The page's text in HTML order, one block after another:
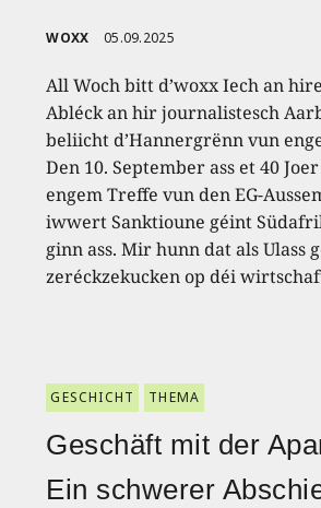
WOXX 05.09.2025
All Woch bitt d’woxx Iech an
Abléck an hir journalistesch
beliicht d’Hannergrënn vun
Den 10. September ass et 40
engem Treffe vun den EG-
iwwert Sanktioune géint
ginn ass. Mir hunn dat als Ulass
zeréckzekucken op déi
GESCHICHT THEMA
Geschäft mit der
Ein schwerer